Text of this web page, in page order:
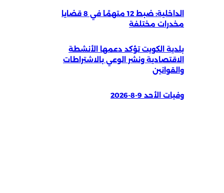
الداخلية: ضبط 12 متهمًا في 8 قضايا
مخدرات مختلفة
بلدية الكويت تؤكد دعمها الأنشطة
الاقتصادية ونشر الوعي بالاشتراطات
والقوانين
وفيات الأحد 9-8-2026